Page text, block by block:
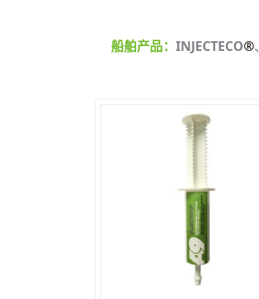
船舶产品： INJECTECO®、